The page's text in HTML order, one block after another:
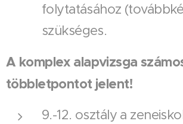
folytatásához
szükséges.
A komplex alapvizsga
többletpontot jelent!
9.-12. osztály a